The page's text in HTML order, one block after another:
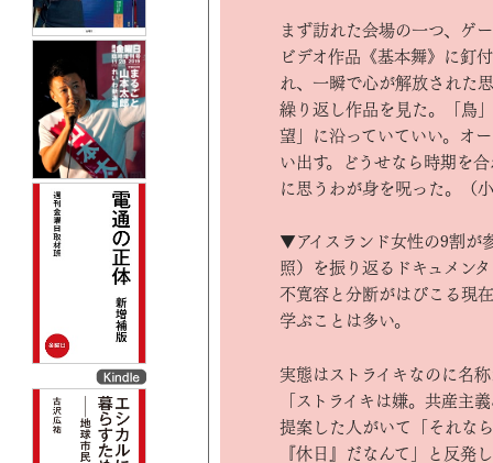
まず訪れた会場の一つ、ゲ
ビデオ作品《基本舞》に釘
れ、一瞬で心が解放された
繰り返し作品を見た。「鳥
望」に沿っていていい。オ
い出す。どうせなら時期を
に思うわが身を呪った。（
▼アイスランド女性の9割が
照）を振り返るドキュメン
不寛容と分断がはびこる現
学ぶことは多い。
実態はストライキなのに名
「ストライキは嫌。共産主
提案した人がいて「それな
『休日』だなんて」と反発